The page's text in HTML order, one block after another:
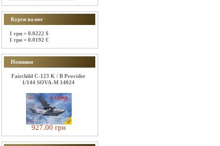
Курси валют
1 грн = 0.0222 $
1 грн = 0.0192 €
Новинки
Fairchild C-123 K / B Provider
1/144 SOVA-M 14024
927.00 грн